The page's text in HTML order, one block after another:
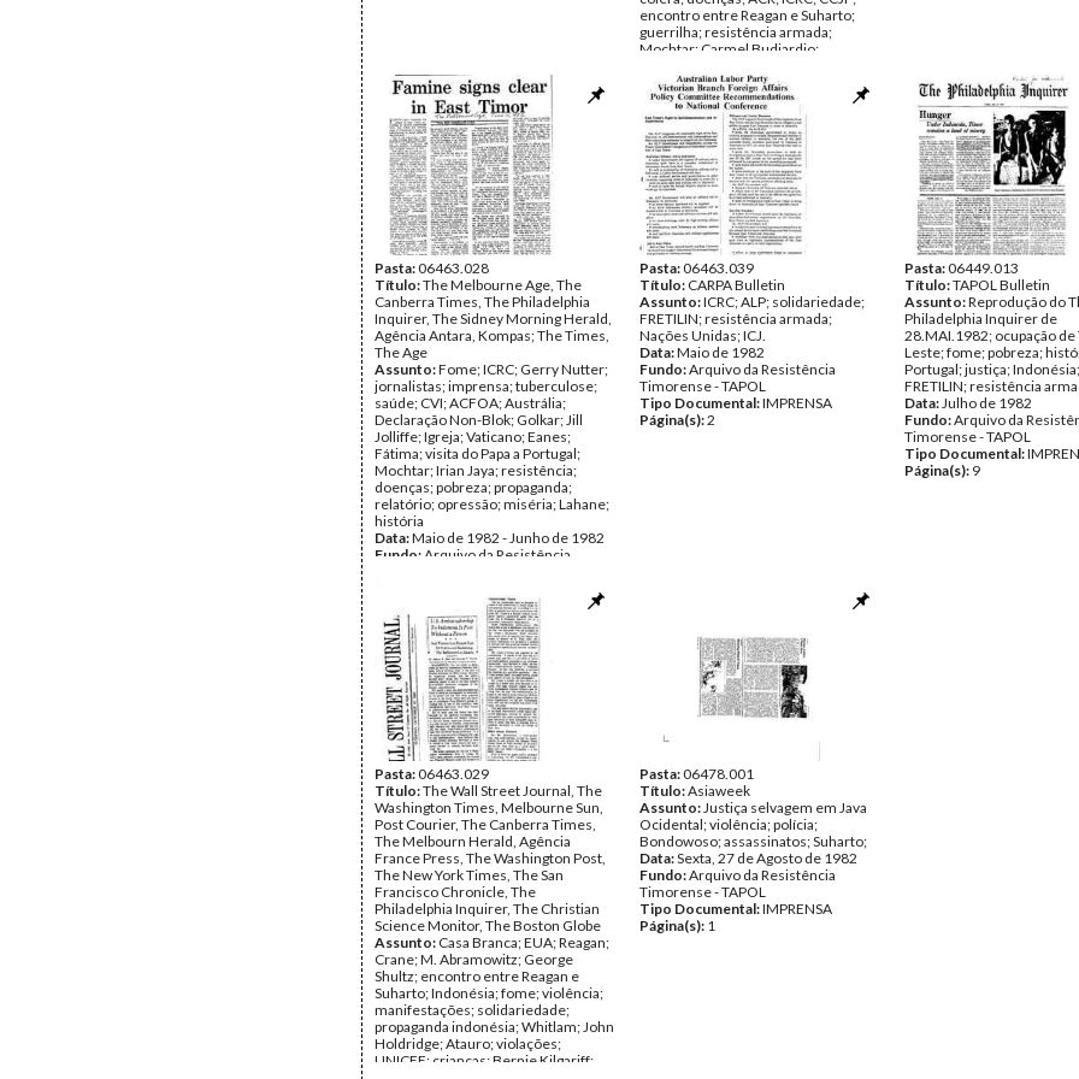
encontro entre Reagan e Suharto;
guerrilha; resistência armada;
Mochtar; Carmel Budiardjo;
Whitlam; Ali Alatas; resolução;
moção sobre Timor-Leste; UNICEF;
Tribunal de Haia; auto-determinação;
UNESCO; FAO; AGNUR;
Sudharmono; Chomsky; ICRC;
Golkar; CSIS; fome; Lopes da Cruz;
ACFOA; Arafat; Europa; João Paulo II;
papa; Falklands; Alston; Tilman
Data:Abril de 1982 - Novembro de
1982
Fundo:Arquivo da Resistência
Timorense - TAPOL
Tipo Documental:IMPRENSA
Página(s):47
Pasta:06463.028
Título:The Melbourne Age, The
Canberra Times, The Philadelphia
Inquirer, The Sidney Morning Herald,
Agência Antara, Kompas; The Times,
The Age
Assunto:Fome; ICRC; Gerry Nutter;
jornalistas; imprensa; tuberculose;
saúde; CVI; ACFOA; Austrália;
Declaração Non-Blok; Golkar; Jill
Jolliffe; Igreja; Vaticano; Eanes;
Fátima; visita do Papa a Portugal;
Mochtar; Irian Jaya; resistência;
doenças; pobreza; propaganda;
relatório; opressão; miséria; Lahane;
história
Data:Maio de 1982 - Junho de 1982
Fundo: Arquivo da Resistência
Pasta:06463.039
Título: CARPA Bulletin
Assunto:ICRC; ALP; solidariedade;
FRETILIN; resistência armada;
Nações Unidas; ICJ.
Data:Maio de 1982
Fundo:Arquivo da Resistência
Timorense - TAPOL
Tipo Documental:IMPRENSA
Página(s):2
Pasta:06449.013
Título:TAPOL Bulletin
Assunto:Reprodução do
Philadelphia Inquirer de
28.MAI.1982; ocupação
Leste; fome; pobreza;
Portugal; justiça;
FRETILIN; resistência
Data:Julho de 1982
Fundo:Arquivo da
Timorense - TAPOL
Tipo Documental:
Página(s): 9
Pasta:06463.029
Título:The Wall Street Journal, The
Washington Times, Melbourne Sun,
Post Courier, The Canberra Times,
The Melbourn Herald, Agência
France Press, The Washington Post,
The New York Times, The San
Francisco Chronicle, The
Philadelphia Inquirer, The Christian
Science Monitor, The Boston Globe
Assunto: Casa Branca; EUA; Reagan;
Crane; M. Abramowitz; George
Shultz; encontro entre Reagan e
Suharto; Indonésia; fome; violência;
manifestações; solidariedade;
propaganda indonésia; Whitlam; John
Holdridge; Atauro; violações;
UNICEF; crianças; Bernie Kilgariff;
Pasta:06478.001
Título:Asiaweek
Assunto:Justiça selvagem em Java
Ocidental; violência; polícia;
Bondowoso; assassinatos; Suharto;
Data:Sexta, 27 de Agosto de 1982
Fundo:Arquivo da Resistência
Timorense - TAPOL
Tipo Documental:IMPRENSA
Página(s): 1